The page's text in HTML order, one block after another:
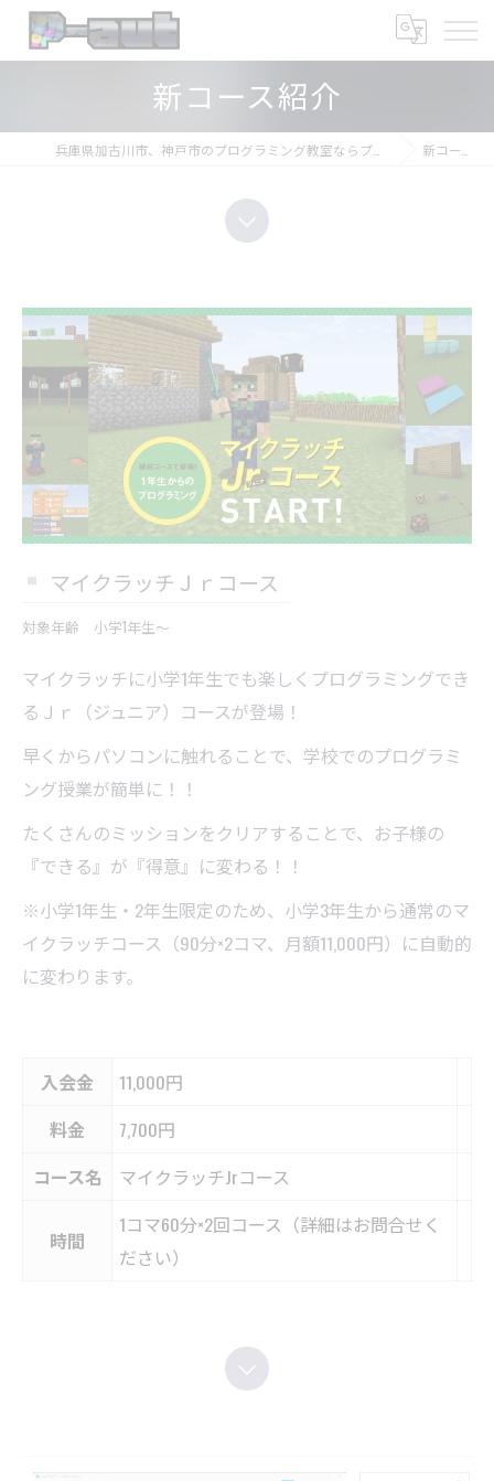
新コース紹介
新コース登場
マイクラッチＪｒコース
対象年齢 小学1年生～
マイクラッチに小学1年生でも楽しくプログラミングでき
るＪｒ（ジュニア）コースが登場！
早くからパソコンに触れることで、学校でのプログラミ
ング授業が簡単に！！
たくさんのミッションをクリアすることで、お子様の
『できる』が『得意』に変わる！！
※小学1年生・2年生限定のため、小学3年生から通常のマ
イクラッチコース（90分×2コマ、月額11,000円）に自動的
に変わります。
入会金
11,000円
料金
7,700円
コース名
マイクラッチJrコース
時間
1コマ60分×2回コース（詳細はお問合せく
ださい）